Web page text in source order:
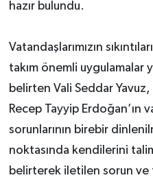
hazır bulundu.
Vatandaşlarımızın
takım önemli uygulamalar
belirten Vali Seddar Yavuz,
Recep Tayyip Erdoğan’ın
sorunlarının birebir
noktasında kendilerini
belirterek iletilen sorun ve